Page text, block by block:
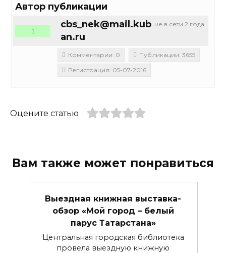
Автор публикации
не в сети 2 года
cbs_nek@mail.kub
an.ru
1
Комментарии: 0
Публикации: 3655
Регистрация: 05-07-2016
Оцените статью
Вам также может понравиться
Выездная книжная выставка-
обзор «Мой город – белый
парус Татарстана»
Центральная городская библиотека
провела выездную книжную